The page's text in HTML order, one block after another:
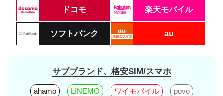
ドコモ 楽天モバイル
ソフトバンク au
サブブランド、格安SIM/スマホ
ahamo LINEMO ワイモバイル povo